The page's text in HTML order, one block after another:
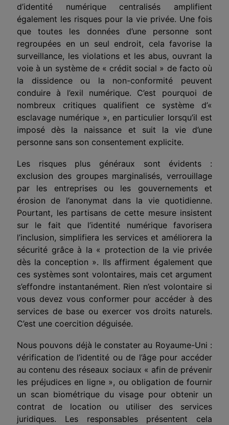
d’identité numérique centralisés amplifient
également les risques pour la vie privée. Une fois
que toutes les données d’une personne sont
regroupées en un seul endroit, cela favorise la
surveillance, les violations et les abus, ouvrant la
voie à un système de « crédit social » de facto où
la dissidence ou la non-conformité peuvent
conduire à l’exil numérique. C’est pourquoi de
nombreux critiques qualifient ce système d’«
esclavage numérique », en particulier lorsqu’il est
imposé dès la naissance et suit la vie d’une
personne sans son consentement explicite.
Les risques plus généraux sont évidents :
exclusion des groupes marginalisés, verrouillage
par les entreprises ou les gouvernements et
érosion de l’anonymat dans la vie quotidienne.
Pourtant, les partisans de cette mesure insistent
sur le fait que l’identité numérique favorisera
l’inclusion, simplifiera les services et améliorera la
sécurité grâce à la « protection de la vie privée
dès la conception ». Ils affirment également que
ces systèmes sont volontaires, mais cet argument
s’effondre instantanément. Rien n’est volontaire si
vous devez vous conformer pour accéder à des
services de base ou exercer vos droits naturels.
C’est une coercition déguisée.
Nous pouvons déjà le constater au Royaume-Uni :
vérification de l’identité ou de l’âge pour accéder
au contenu des réseaux sociaux « afin de prévenir
les préjudices en ligne », ou obligation de fournir
un scan biométrique du visage pour obtenir un
contrat de location ou utiliser des services
juridiques. Les responsables présentent cela